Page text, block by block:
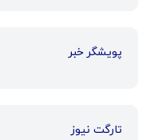
پویشگر خبر
تارگت نیوز